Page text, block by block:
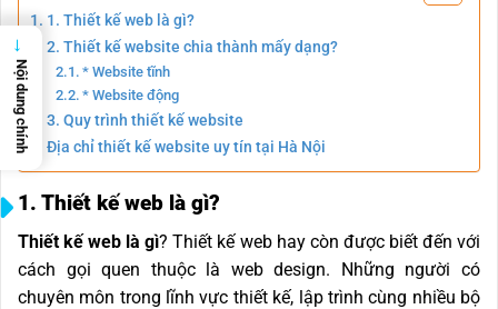
1. Thiết kế web là gì?
2. Thiết kế website chia thành mấy dạng?
* Website tĩnh
* Website động
3. Quy trình thiết kế website
Địa chỉ thiết kế website uy tín tại Hà Nội
1. Thiết kế web là gì?
Thiết kế web là gì? Thiết kế web hay còn được biết đến với
cách gọi quen thuộc là web design. Những người có
chuyên môn trong lĩnh vực thiết kế, lập trình cùng nhiều bộ
→
Nội dung chính